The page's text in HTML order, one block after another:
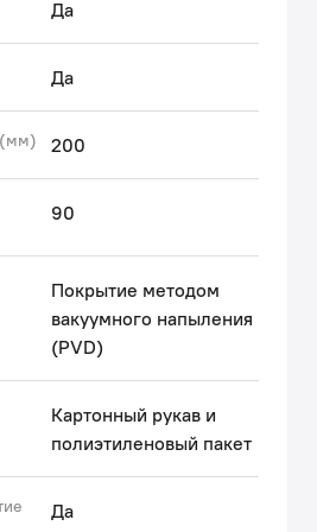
– 10 лет, на выпуск,
год.
Да
Да
(мм) 200
90
Покрытие методом
вакуумного напыления
(PVD)
Картонный рукав и
полиэтиленовый пакет
Да